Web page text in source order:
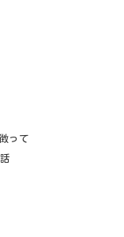
って